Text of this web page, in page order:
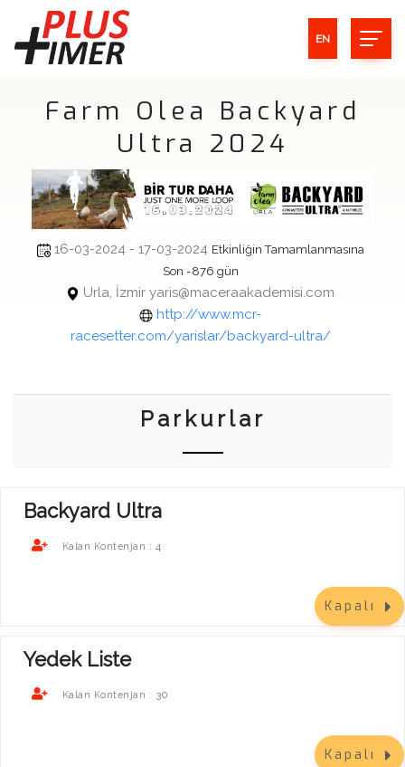
EN
Farm Olea Backyard
Ultra 2024
16-03-2024 - 17-03-2024 Etkinliğin Tamamlanmasına
Son -876 gün
Urla, İzmir yaris@maceraakademisi.com
http://www.mcr-
racesetter.com/yarislar/backyard-ultra/
Parkurlar
Backyard Ultra
Kalan Kontenjan : 4
Kapalı
Yedek Liste
Kalan Kontenjan : 30
Kapalı